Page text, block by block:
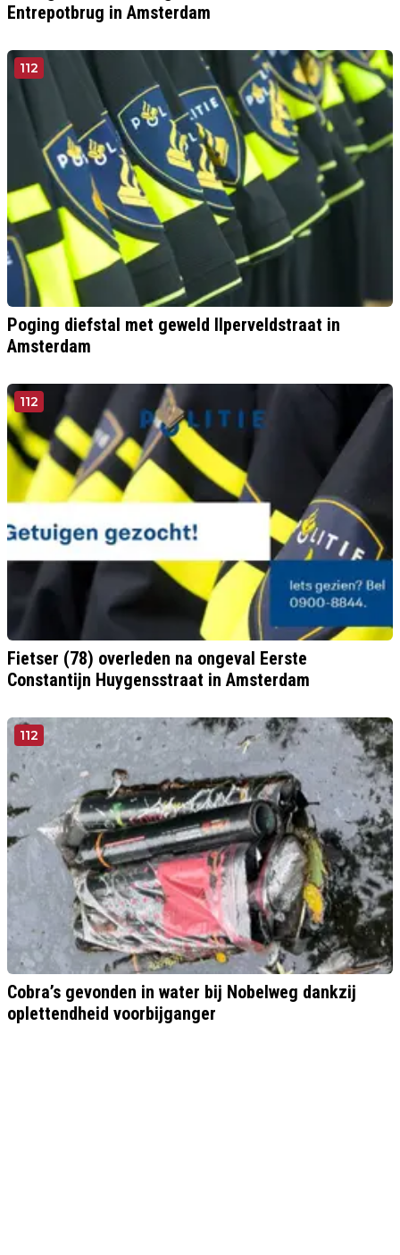
Entrepotbrug in Amsterdam
112
Poging diefstal met geweld Ilperveldstraat in
Amsterdam
112
Fietser (78) overleden na ongeval Eerste
Constantijn Huygensstraat in Amsterdam
112
Cobra’s gevonden in water bij Nobelweg dankzij
oplettendheid voorbijganger